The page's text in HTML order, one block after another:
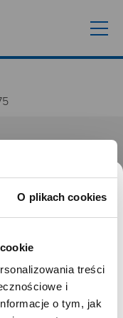
O plikach cookies
treści
i
o tym, jak